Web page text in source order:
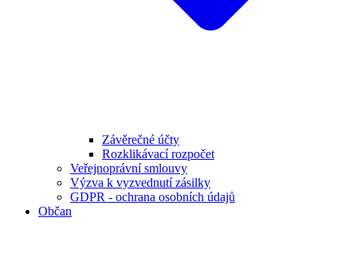
Závěrečné účty
Rozklikávací rozpočet
Veřejnoprávní smlouvy
Výzva k vyzvednutí zásilky
GDPR - ochrana osobních údajů
Občan